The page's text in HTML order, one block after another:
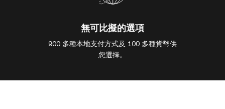
無可比擬的選項
900 多種本地支付方式及 100 多種貨幣供
您選擇。